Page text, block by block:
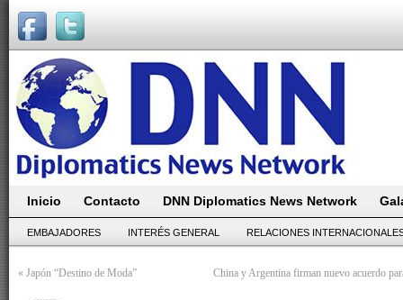
Inicio Contacto DNN Diplomatics News Network
EMBAJADORES INTERÉS GENERAL RELACIONES
« Japón “Destino de Moda” China y Argentina firman nuevo acuerdo